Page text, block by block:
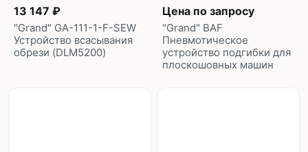
13 147 ₽
"Grand" GA-111-1-F-SEW
Устройство всасывания
обрези (DLM5200)
Цена по запросу
"Grand" BAF
Пневмотическое
устройство подгибки для
плоскошовных машин